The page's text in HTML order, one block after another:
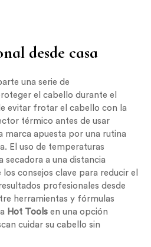
desde casa
una serie de
el cabello durante el
evitar frotar el cabello con la
térmico antes de usar
marca apuesta por una rutina
El uso de temperaturas
secadora a una distancia
consejos clave para reducir el
profesionales desde
herramientas y fórmulas
Hot Tools en una opción
cuidar su cabello sin